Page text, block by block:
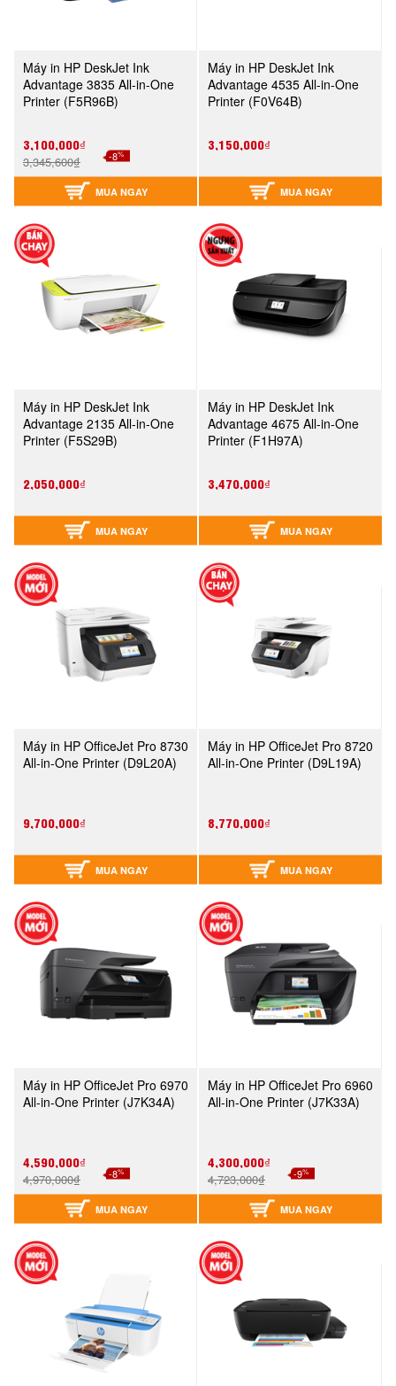
Máy in HP DeskJet Ink
Advantage 3835 All-in-One
Printer (F5R96B)
3,100,000₫
3,345,600₫ -8%
MUA NGAY
Máy in HP DeskJet Ink
Advantage 4535 All-in-One
Printer (F0V64B)
3,150,000₫
MUA NGAY
Máy in HP DeskJet Ink
Advantage 2135 All-in-One
Printer (F5S29B)
2,050,000₫
MUA NGAY
Máy in HP DeskJet Ink
Advantage 4675 All-in-One
Printer (F1H97A)
3,470,000₫
MUA NGAY
Máy in HP OfficeJet Pro 8730
All-in-One Printer (D9L20A)
9,700,000₫
MUA NGAY
Máy in HP OfficeJet Pro 8720
All-in-One Printer (D9L19A)
8,770,000₫
MUA NGAY
Máy in HP OfficeJet Pro 6970
All-in-One Printer (J7K34A)
4,590,000₫
4,970,000₫ -8%
MUA NGAY
Máy in HP OfficeJet Pro 6960
All-in-One Printer (J7K33A)
4,300,000₫
4,723,000₫ -9%
MUA NGAY